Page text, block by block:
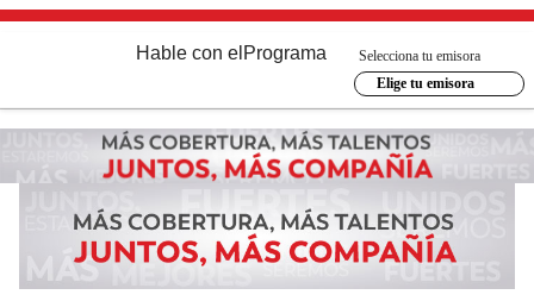
Hable con el Programa
Selecciona tu emisora
Elige tu emisora